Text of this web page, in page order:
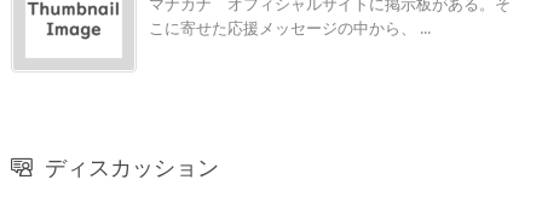
こに寄せた応援メッセージの中から、 ...
ディスカッション